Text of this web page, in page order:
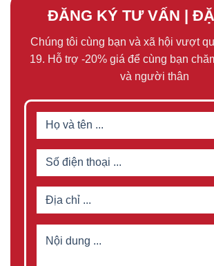
ĐĂNG KÝ TƯ VẤN |
Chúng tôi cùng bạn và xã hội vượt
19. Hỗ trợ -20% giá để cùng bạn
và người thân